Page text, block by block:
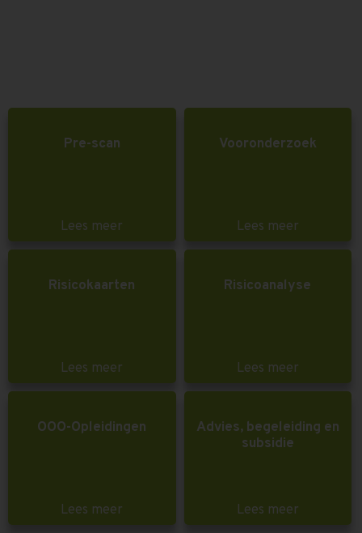
Pre-scan
Lees meer
Vooronderzoek
Lees meer
Risicokaarten
Lees meer
Risicoanalyse
Lees meer
OOO-Opleidingen
Lees meer
Advies, begeleiding en
subsidie
Lees meer